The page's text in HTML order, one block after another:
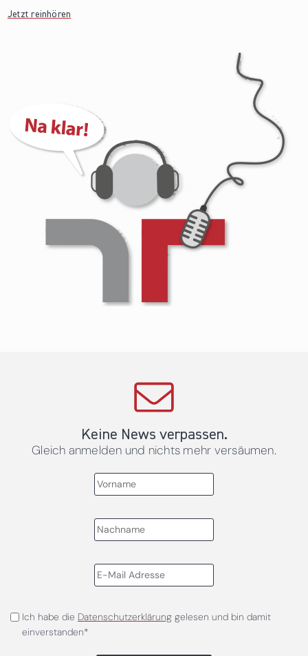
Jetzt reinhören
Keine News verpassen.
Gleich anmelden und nichts mehr versäumen.
Ich habe die Datenschutzerklärunggelesen und bin damit
einverstanden*